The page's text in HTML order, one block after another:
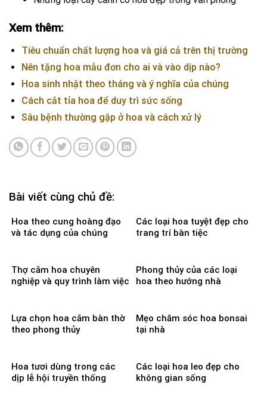
Xem thêm:
Tiêu chuẩn chất lượng hoa và giá cả trên thị trường
Nên tặng hoa mẫu đơn cho ai và vào dịp nào?
Hoa sinh nhật theo tháng và ý nghĩa của chúng
Cách cắt tỉa hoa để duy trì sức sống
Sâu bệnh thường gặp ở hoa và cách xử lý
Bài viết cùng chủ đề:
Hoa theo cung hoàng đạo
và tác dụng của chúng
Các loại hoa tuyệt đẹp cho
trang trí bàn tiệc
Thợ cắm hoa chuyên
nghiệp và quy trình làm việc
Phong thủy của các loại
hoa theo hướng nhà
Lựa chọn hoa cắm bàn thờ
theo phong thủy
Mẹo chăm sóc hoa bonsai
tại nhà
Hoa tươi dùng trong các
dịp lễ hội truyền thống
Các loại hoa leo đẹp cho
không gian sống